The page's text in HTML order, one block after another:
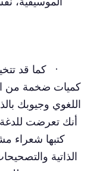
· كما قد
كميات ضخمة من
اللغوي وجيوبك
أنك تعرضت
كتبها شعراء
الذاتية